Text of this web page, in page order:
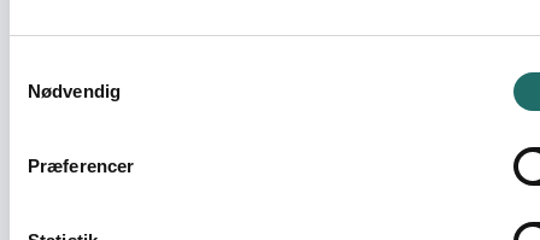
Nødvendig
Præferencer
HAVOYOCO har via kapacitetsopbygningsaktiviteter
samt øget sin position som civilsamfundsorganisation i
opnås via øget fokus på god organisationspraksis,